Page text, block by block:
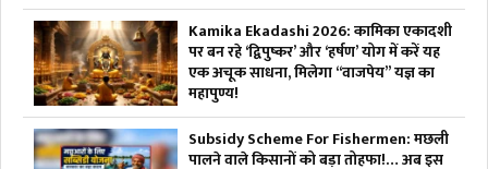
Kamika Ekadashi 2026: कामिका एकादशी
पर बन रहे ‘द्विपुष्कर’ और ‘हर्षण’ योग में करें यह
एक अचूक साधना, मिलेगा “वाजपेय” यज्ञ का
महापुण्य!
Subsidy Scheme For Fishermen: मछली
पालने वाले किसानों को बड़ा तोहफा!… अब इस